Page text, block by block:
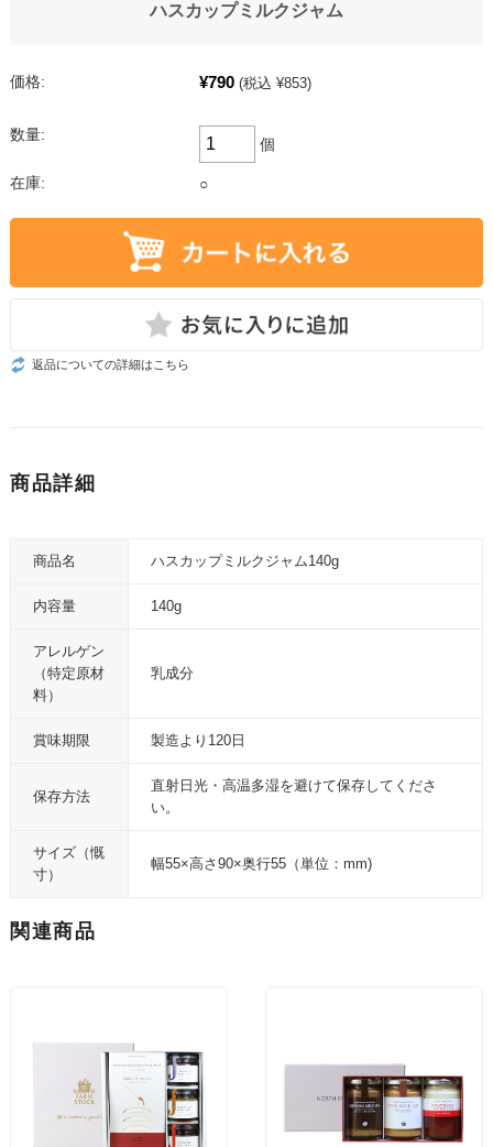
ハスカップミルクジャム
価格: ¥790 (税込 ¥853)
数量:
個
在庫: ○
返品についての詳細はこちら
商品詳細
商品名 ハスカップミルクジャム140g
内容量 140g
アレルゲン
（特定原材
料）
乳成分
賞味期限 製造より120日
保存方法
直射日光・高温多湿を避けて保存してくださ
い。
サイズ（慨
寸）
幅55×高さ90×奥行55（単位：mm)
関連商品